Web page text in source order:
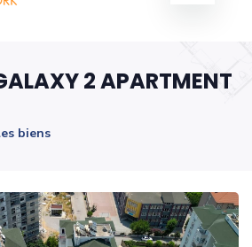
2 APARTMENT
biens